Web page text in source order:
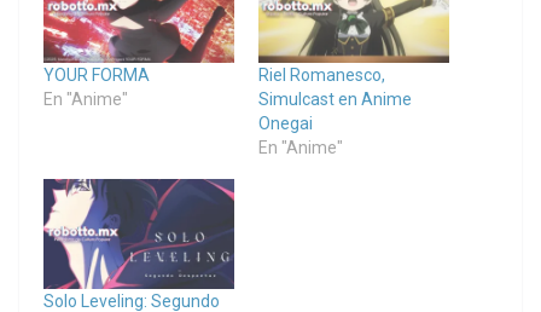
YOUR FORMA
En "Anime"
Riel Romanesco,
Simulcast en Anime
Onegai
En "Anime"
Solo Leveling: Segundo